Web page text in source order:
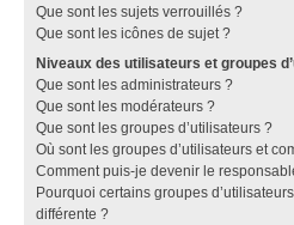
Que sont les sujets verrouillés ?
Que sont les icônes de sujet ?
Niveaux des utilisateurs et groupes
Que sont les administrateurs ?
Que sont les modérateurs ?
Que sont les groupes d’utilisateurs ?
Où sont les groupes d’utilisateurs et
Comment puis-je devenir le
Pourquoi certains groupes
différente ?